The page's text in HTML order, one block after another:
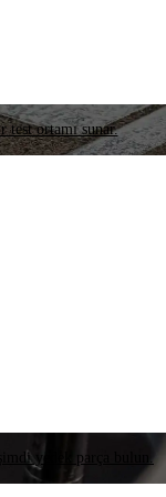
test ortamı sunar.
yedek parça bulun.